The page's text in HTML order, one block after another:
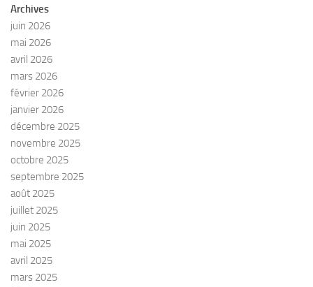
Archives
juin 2026
mai 2026
avril 2026
mars 2026
février 2026
janvier 2026
décembre 2025
novembre 2025
octobre 2025
septembre 2025
août 2025
juillet 2025
juin 2025
mai 2025
avril 2025
mars 2025